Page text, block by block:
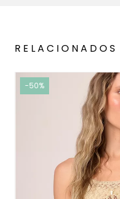
RELACIONADOS
-50%